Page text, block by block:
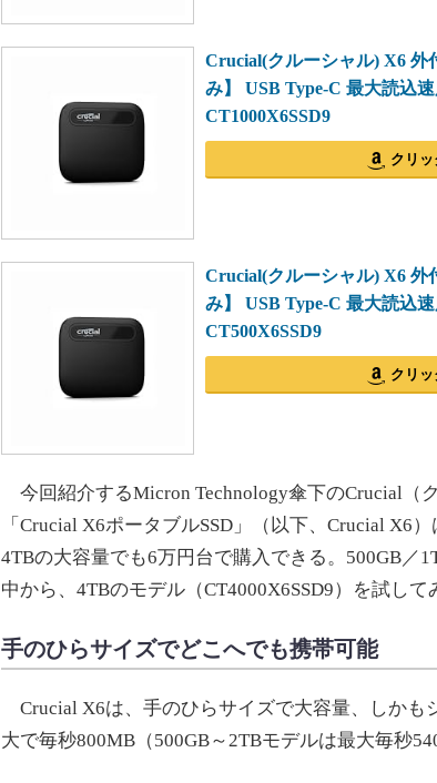
Crucial(クルーシャル) X6 外
み】 USB Type-C 最大読込
CT1000X6SSD9
クリ
Crucial(クルーシャル) X6 外
み】 USB Type-C 最大読込
CT500X6SSD9
クリ
今回紹介するMicron Technology傘下のCrucial（
「Crucial X6ポータブルSSD」（以下、Crucial X6
4TBの大容量でも6万円台で購入できる。500GB／
中から、4TBのモデル（CT4000X6SSD9）を試して
手のひらサイズでどこへでも携帯可能
Crucial X6は、手のひらサイズで大容量、しかも
大で毎秒800MB（500GB～2TBモデルは最大毎秒